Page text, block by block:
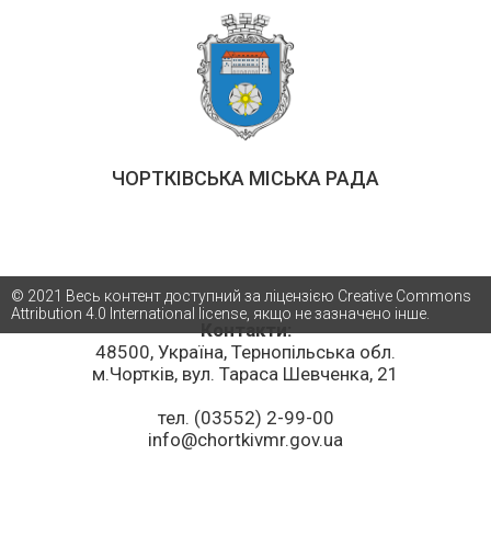
ЧОРТКІВСЬКА МІСЬКА РАДА
Контакти:
48500, Україна, Тернопільська обл.
м.Чортків, вул. Тараса Шевченка, 21
тел. (03552) 2-99-00
info@chortkivmr.gov.ua
© 2021 Весь контент доступний за ліцензією Creative Commons
Attribution 4.0 International license, якщо не зазначено інше.